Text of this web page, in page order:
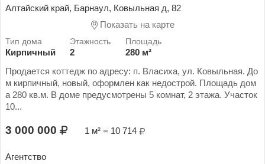
Алтайский край, Барнаул, Ковыльная д, 82
Показать на карте
Кирпичный 2
280 м²
Продается коттедж по адресу: п. Власиха, ул. Ковыльная. До
м кирпичный, новый, оформлен как недострой. Площадь дом
а 280 кв.м. В доме предусмотрены 5 комнат, 2 этажа. Участок
10...
3 000 000 1 м² = 10 714
Агентство